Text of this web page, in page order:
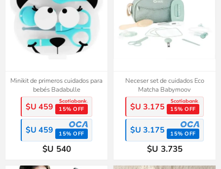
Minikit de primeros cuidados para
bebés Badabulle
$U 459 15% OFF
$U 459 15% OFF
$U 540
Neceser set de cuidados Eco
Matcha Babymoov
$U 3.175 15% OFF
$U 3.175 15% OFF
$U 3.735